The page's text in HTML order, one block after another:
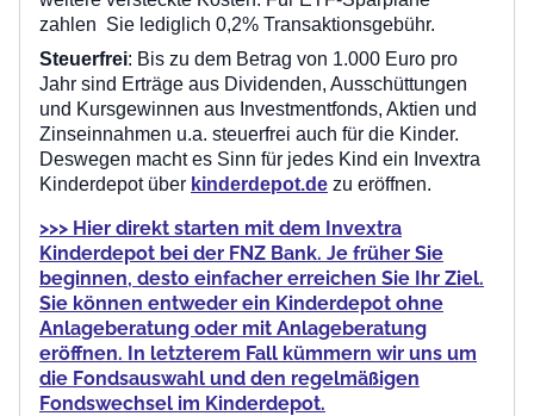
zahlen Sie lediglich 0,2% Transaktionsgebühr.
Steuerfrei: Bis zu dem Betrag von 1.000 Euro pro
Jahr sind Erträge aus Dividenden, Ausschüttungen
und Kursgewinnen aus Investmentfonds, Aktien und
Zinseinnahmen u.a. steuerfrei auch für die Kinder.
Deswegen macht es Sinn für jedes Kind ein Invextra
Kinderdepot über kinderdepot.de zu eröffnen.
>>> Hier direkt starten mit dem Invextra
Kinderdepot bei der FNZ Bank. Je früher Sie
beginnen, desto einfacher erreichen Sie Ihr Ziel.
Sie können entweder ein Kinderdepot ohne
Anlageberatung oder mit Anlageberatung
eröffnen. In letzterem Fall kümmern wir uns um
die Fondsauswahl und den regelmäßigen
Fondswechsel im Kinderdepot.